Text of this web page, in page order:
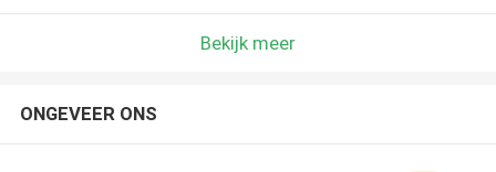
Bekijk meer
ONGEVEER ONS